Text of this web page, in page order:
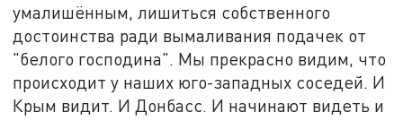
умалишённым, лишиться собственного
достоинства ради вымаливания подачек от
"белого господина". Мы прекрасно видим, что
происходит у наших юго-западных соседей. И
Крым видит. И Донбасс. И начинают видеть и